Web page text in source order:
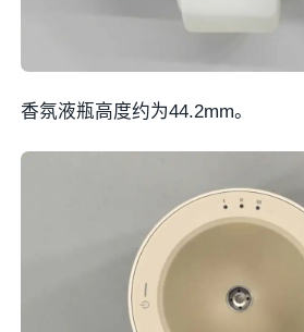
香氛液瓶高度约为44.2mm。